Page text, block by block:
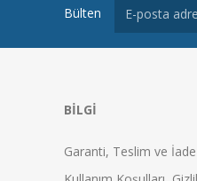
Bülten
BILGI
Garanti, Teslim ve İade